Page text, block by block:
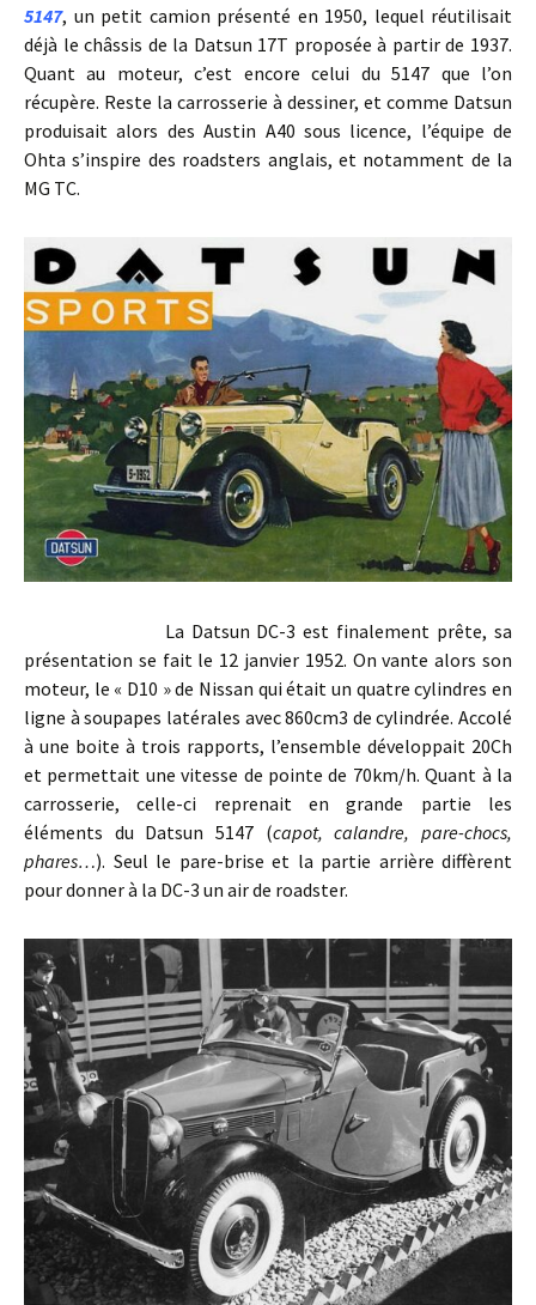
5147, un petit camion présenté en 1950, lequel réutilisait
déjà le châssis de la Datsun 17T proposée à partir de 1937.
Quant au moteur, c’est encore celui du 5147 que l’on
récupère. Reste la carrosserie à dessiner, et comme Datsun
produisait alors des Austin A40 sous licence, l’équipe de
Ohta s’inspire des roadsters anglais, et notamment de la
MG TC.
La Datsun DC-3 est finalement prête, sa
présentation se fait le 12 janvier 1952. On vante alors son
moteur, le « D10 » de Nissan qui était un quatre cylindres en
ligne à soupapes latérales avec 860cm3 de cylindrée. Accolé
à une boite à trois rapports, l’ensemble développait 20Ch
et permettait une vitesse de pointe de 70km/h. Quant à la
carrosserie, celle-ci reprenait en grande partie les
éléments du Datsun 5147 (capot, calandre, pare-chocs,
phares…). Seul le pare-brise et la partie arrière diffèrent
pour donner à la DC-3 un air de roadster.